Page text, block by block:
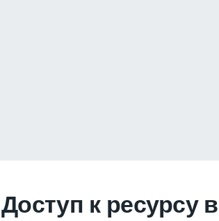
Доступ к ресурсу